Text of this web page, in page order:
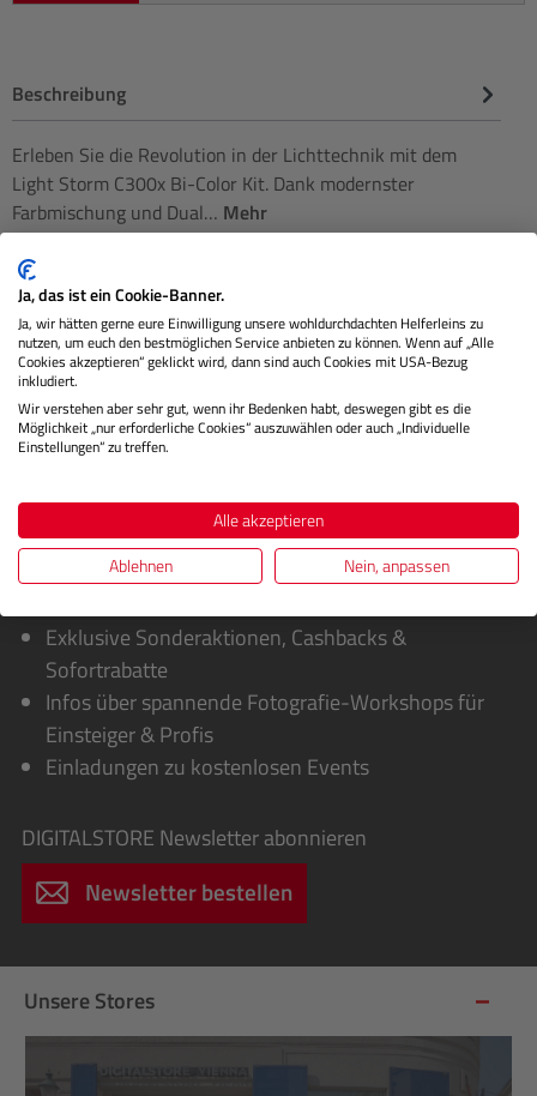
Beschreibung
Erleben Sie die Revolution in der Lichttechnik mit dem
Light Storm C300x Bi-Color Kit. Dank modernster
Farbmischung und Dual… Mehr
Technische Daten
Herstellerinformationen
Bewertungen
Exklusive Sonderaktionen, Cashbacks &
Sofortrabatte
Infos über spannende Fotografie-Workshops für
Einsteiger & Profis
Einladungen zu kostenlosen Events
DIGITALSTORE Newsletter abonnieren
Newsletter bestellen
Unsere Stores
Ja, das ist ein Cookie-Banner.
Ja, wir hätten gerne eure Einwilligung unsere wohldurchdachten Helferleins zu
nutzen, um euch den bestmöglichen Service anbieten zu können. Wenn auf „Alle
Cookies akzeptieren“ geklickt wird, dann sind auch Cookies mit USA-Bezug
inkludiert.
Wir verstehen aber sehr gut, wenn ihr Bedenken habt, deswegen gibt es die
Möglichkeit „nur erforderliche Cookies“ auszuwählen oder auch „Individuelle
Einstellungen“ zu treffen.
Alle akzeptieren
Ablehnen
Nein, anpassen